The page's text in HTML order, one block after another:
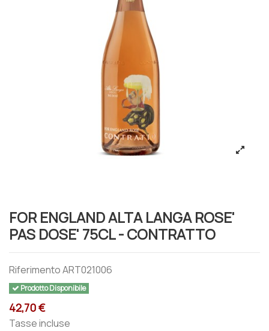
FOR ENGLAND ALTA LANGA ROSE'
PAS DOSE' 75CL - CONTRATTO
RiferimentoART021006
Prodotto Disponibile
42,70 €
Tasse incluse